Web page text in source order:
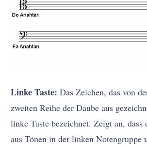
Linke Taste: Das Zeichen, das von
zweiten Reihe der Daube aus
linke Taste bezeichnet. Zeigt an, dass
aus Tönen in der linken Notengruppe